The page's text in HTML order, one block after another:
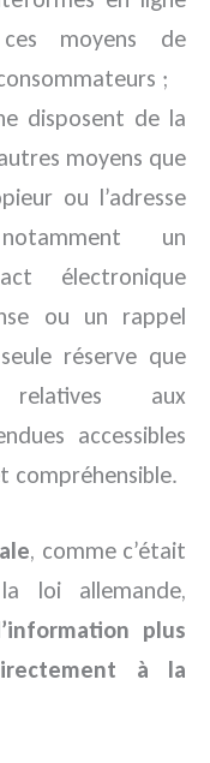
moyens de
;
disposent de la
moyens que
ou l’adresse
un
électronique
ou un rappel
réserve que
aux
accessibles
compréhensible.
, comme c’était
loi allemande,
plus
à la